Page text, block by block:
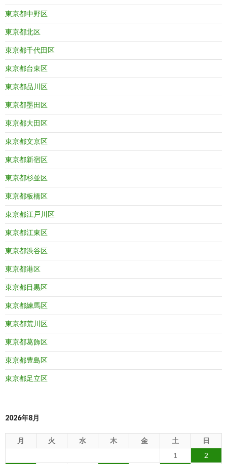
東京都中野区
東京都北区
東京都千代田区
東京都台東区
東京都品川区
東京都墨田区
東京都大田区
東京都文京区
東京都新宿区
東京都杉並区
東京都板橋区
東京都江戸川区
東京都江東区
東京都渋谷区
東京都港区
東京都目黒区
東京都練馬区
東京都荒川区
東京都葛飾区
東京都豊島区
東京都足立区
2026年8月
月 火 水 木 金 土
日
1
2